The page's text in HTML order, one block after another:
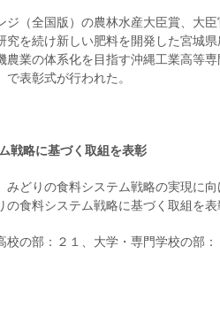
（全国版）の農林水産大臣賞、大
を続け新しい肥料を開発した宮城
農業の体系化を目指す沖縄工業高等
表彰式が行われた。
戦略に基づく取組を表彰
みどりの食料システム戦略の実現に
食料システム戦略に基づく取組を表
の部：２１、大学・専門学校の部